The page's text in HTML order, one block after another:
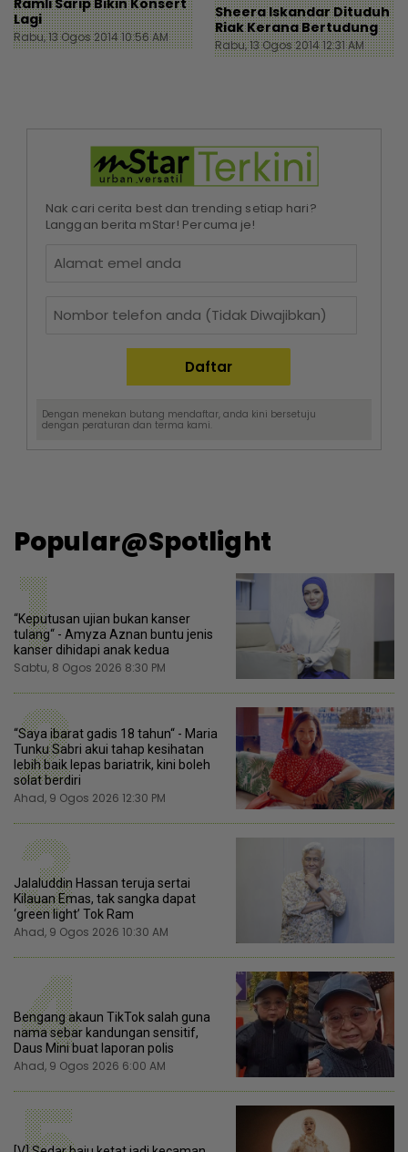
Lagi
Rabu, 13 Ogos 2014 10:56 AM
Sheera Iskandar Dituduh
Riak Kerana Bertudung
Rabu, 13 Ogos 2014 12:31 AM
Nak cari cerita best dan trending setiap hari?
Langgan berita mStar! Percuma je!
Dengan menekan butang mendaftar, anda kini bersetuju
dengan peraturan dan terma kami.
Popular@Spotlight
1
“Keputusan ujian bukan kanser
tulang“ - Amyza Aznan buntu jenis
kanser dihidapi anak kedua
Sabtu, 8 Ogos 2026 8:30 PM
2
“Saya ibarat gadis 18 tahun“ - Maria
Tunku Sabri akui tahap kesihatan
lebih baik lepas bariatrik, kini boleh
solat berdiri
Ahad, 9 Ogos 2026 12:30 PM
3
Jalaluddin Hassan teruja sertai
Kilauan Emas, tak sangka dapat
‘green light’ Tok Ram
Ahad, 9 Ogos 2026 10:30 AM
4
Bengang akaun TikTok salah guna
nama sebar kandungan sensitif,
Daus Mini buat laporan polis
Ahad, 9 Ogos 2026 6:00 AM